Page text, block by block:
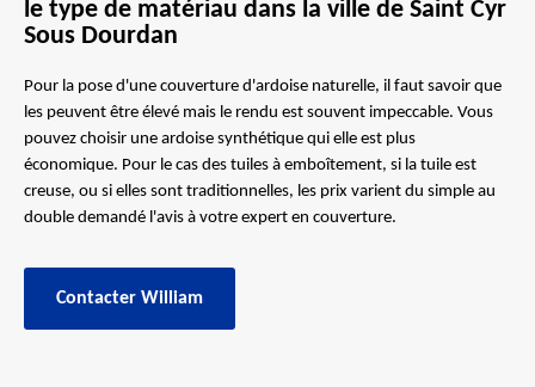
le type de matériau dans la ville de Saint Cyr
Sous Dourdan
Pour la pose d'une couverture d'ardoise naturelle, il faut savoir que
les peuvent être élevé mais le rendu est souvent impeccable. Vous
pouvez choisir une ardoise synthétique qui elle est plus
économique. Pour le cas des tuiles à emboîtement, si la tuile est
creuse, ou si elles sont traditionnelles, les prix varient du simple au
double demandé l'avis à votre expert en couverture.
Contacter William